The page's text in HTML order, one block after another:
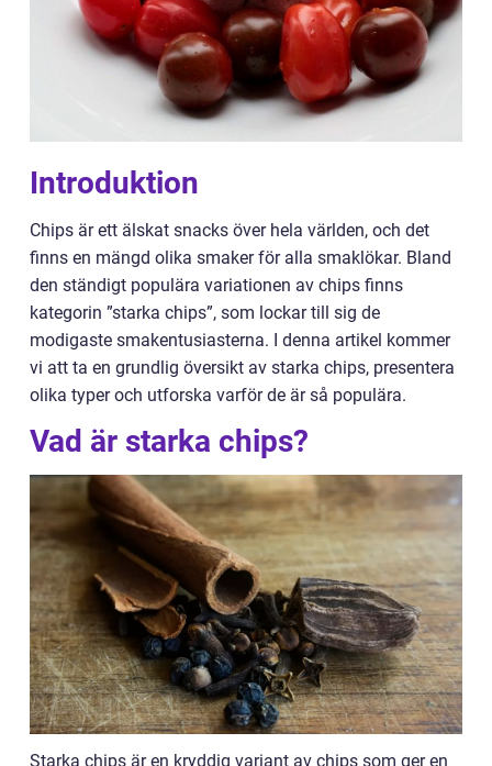
Introduktion
Chips är ett älskat snacks över hela världen, och det
finns en mängd olika smaker för alla smaklökar. Bland
den ständigt populära variationen av chips finns
kategorin ”starka chips”, som lockar till sig de
modigaste smakentusiasterna. I denna artikel kommer
vi att ta en grundlig översikt av starka chips, presentera
olika typer och utforska varför de är så populära.
Vad är starka chips?
Starka chips är en kryddig variant av chips som ger en